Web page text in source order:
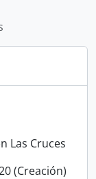
Las Cruces
(Creación)